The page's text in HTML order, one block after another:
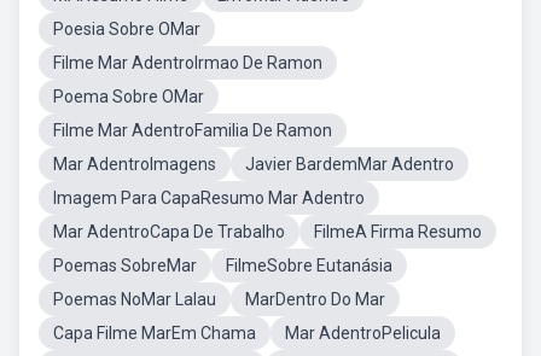
Poesia Sobre OMar
Filme Mar AdentroIrmao De Ramon
Poema Sobre OMar
Filme Mar AdentroFamilia De Ramon
Mar AdentroImagens
Javier BardemMar Adentro
Imagem Para CapaResumo Mar Adentro
Mar AdentroCapa De Trabalho
FilmeA Firma Resumo
Poemas SobreMar
FilmeSobre Eutanásia
Poemas NoMar Lalau
MarDentro Do Mar
Capa Filme MarEm Chama
Mar AdentroPelicula